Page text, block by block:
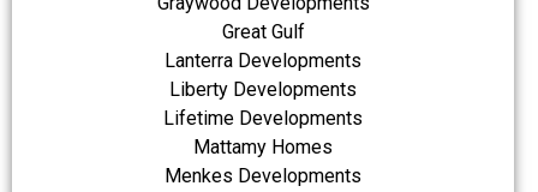
Great Gulf
Lanterra Developments
Liberty Developments
Lifetime Developments
Mattamy Homes
Menkes Developments